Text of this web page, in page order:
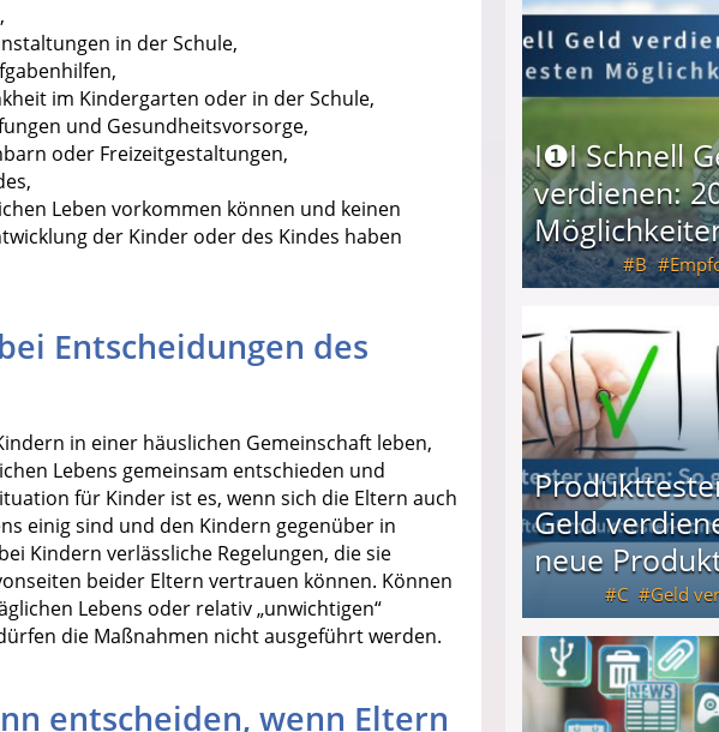
in der Schule,
im Kindergarten oder in der Schule,
und Gesundheitsvorsorge,
oder Freizeitgestaltungen,
Leben vorkommen können und keinen
der Kinder oder des Kindes haben
Entscheidungen des
in einer häuslichen Gemeinschaft leben,
Lebens gemeinsam entschieden und
für Kinder ist es, wenn sich die Eltern auch
einig sind und den Kindern gegenüber in
Kindern verlässliche Regelungen, die sie
beider Eltern vertrauen können. Können
Lebens oder relativ „unwichtigen“
die Maßnahmen nicht ausgeführt werden.
entscheiden, wenn Eltern
I❶I Schnell
verdienen:
B
Geld
neue
C Geld
Produkttester werden und Geld verdienen ↻ Täglich neue